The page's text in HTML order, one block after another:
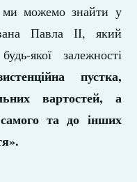
ми можемо знайти у
Павла ІІ, який
якої залежності
пустка,
вартостей, а
та до інших